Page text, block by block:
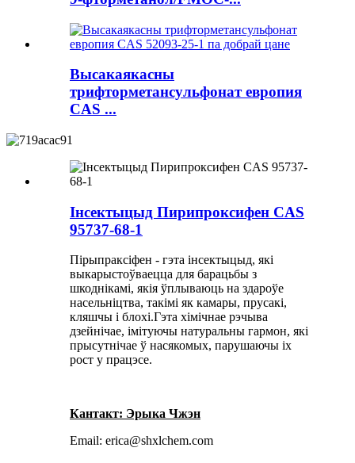
Высакаякасны
трифторметансульфонат европия
CAS ...
Інсектыцыд Пирипроксифен CAS
95737-68-1
Пірыпраксіфен - гэта інсектыцыд, які
выкарыстоўваецца для барацьбы з
шкоднікамі, якія ўплываюць на здароўе
насельніцтва, такімі як камары, прусакі,
кляшчы і блохі.Гэта хімічнае рэчыва
дзейнічае, імітуючы натуральны гармон, які
прысутнічае ў насякомых, парушаючы іх
рост у працэсе.
Кантакт: Эрыка Чжэн
Email: erica@shxlchem.com